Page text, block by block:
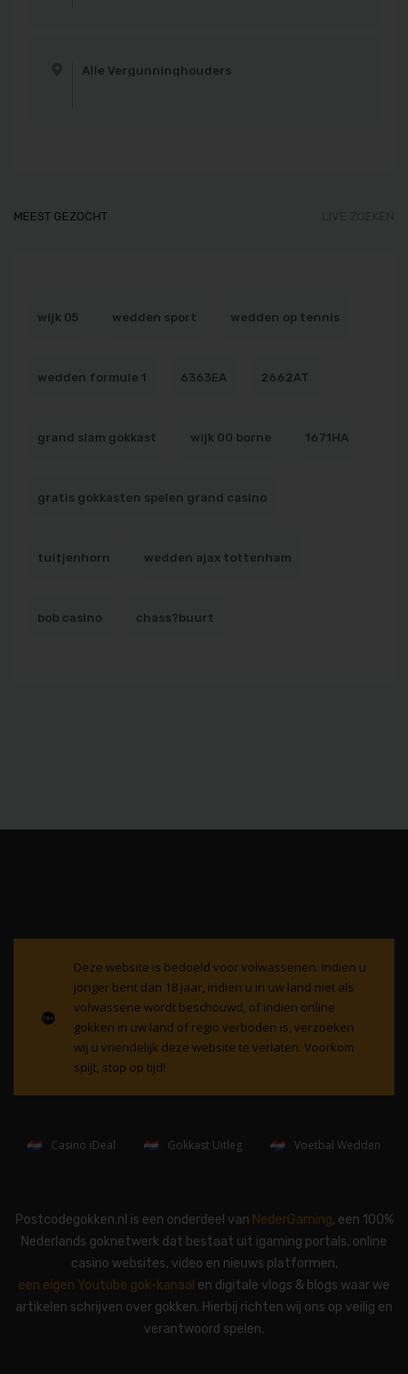
Alle Vergunninghouders
MEEST GEZOCHT
wijk 05 wedden sport wedden op tennis
wedden formule 1 6363EA 2662AT
grand slam gokkast wijk 00 borne 1671HA
gratis gokkasten spelen grand casino
tuitjenhorn wedden ajax tottenham
bob casino chass?buurt
Deze website is bedoeld voor volwassenen. Indien u
jonger bent dan 18 jaar, indien u in uw land niet als
volwassene wordt beschouwd, of indien online
gokken in uw land of regio verboden is, verzoeken
wij u vriendelijk deze website te verlaten. Voorkom
spijt, stop op tijd!
Casino iDeal Gokkast Uitleg Voetbal Wedden
Postcodegokken.nl is een onderdeel van NederGaming, een 100%
Nederlands goknetwerk dat bestaat uit igaming portals, online
casino websites, video en nieuws platformen,
een eigen Youtube gok-kanaal en digitale vlogs & blogs waar we
artikelen schrijven over gokken. Hierbij richten wij ons op veilig en
verantwoord spelen.